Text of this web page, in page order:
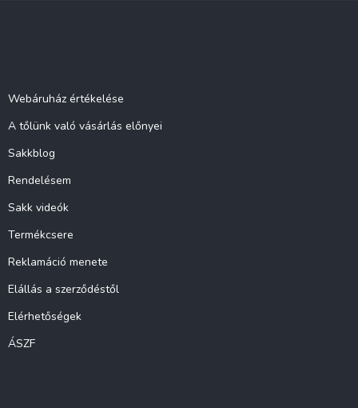
Webáruház értékelése
A tőlünk való vásárlás előnyei
Sakkblog
Rendelésem
Sakk videók
Termékcsere
Reklamáció menete
Elállás a szerződéstől
Elérhetőségek
ÁSZF